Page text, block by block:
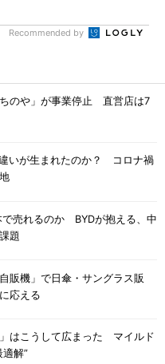
Recommended by
のや」が事業停止 直営店は7
いが生まれたのか？ コロナ禍
で売れるのか BYDが抱える、中
題
販機」で日傘・サングラス販
応える
」はこうして広まった マイルド
適解”